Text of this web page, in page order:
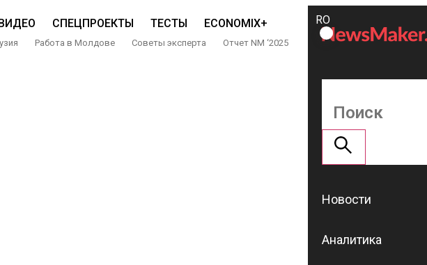
СПЕЦПРОЕКТЫ ТЕСТЫ ECONOMIX+
Работа в Молдове Советы эксперта Отчет NM ‘2025
ROMÂNĂ
RU
Поддержать
NM
Новости
Аналитика